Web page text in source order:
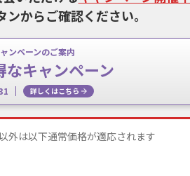
ンからご確認ください。
ンペーンのご案内
なキャンペーン
詳しくはこちら
外は以下通常価格が適応されます